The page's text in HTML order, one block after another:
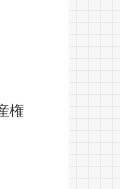
権